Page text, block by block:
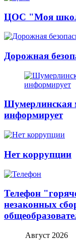
ЦОС "Моя
Дорожная
Шумерлинская
информирует
Нет коррупции
Телефон
незаконных
Август 2026